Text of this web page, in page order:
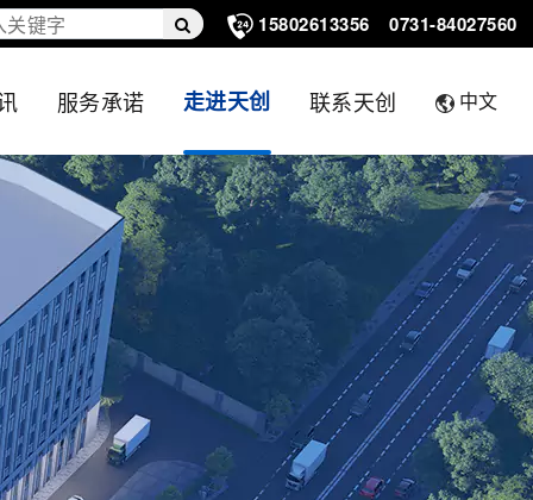
15802613356 0731-84027560
服务承诺 走进天创 联系天创 中文